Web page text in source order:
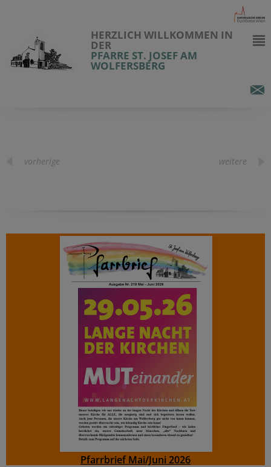
HERZLICH WILLKOMMEN IN
DER
PFARRE ST. JOSEF AM
WOLFERSBERG
vorherige weitere
Pfarrbrief Mai/Juni 2026